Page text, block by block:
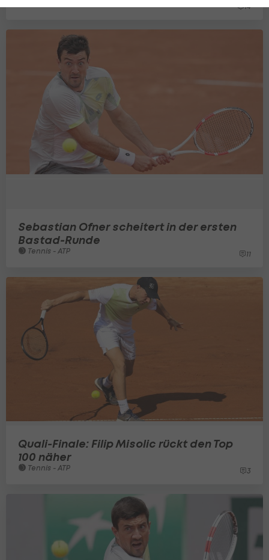
14
Sebastian Ofner scheitert in der ersten
Bastad-Runde
Tennis - ATP 11
Quali-Finale: Filip Misolic rückt den Top
100 näher
Tennis - ATP 3